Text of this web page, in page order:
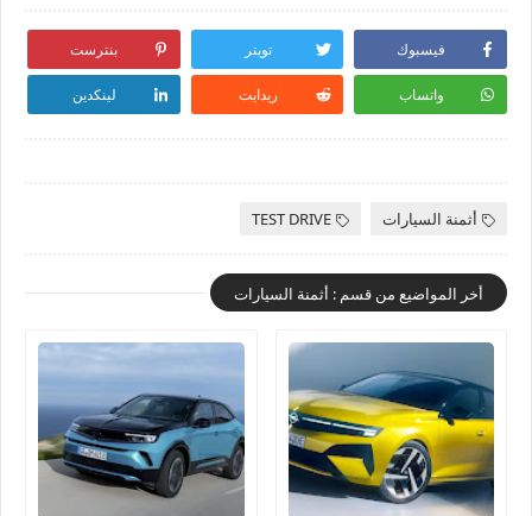
فيسبوك تويتر بنترست
واتساب ريدايت لينكدين
أثمنة السيارات TEST DRIVE
أخر المواضيع من قسم : أثمنة السيارات